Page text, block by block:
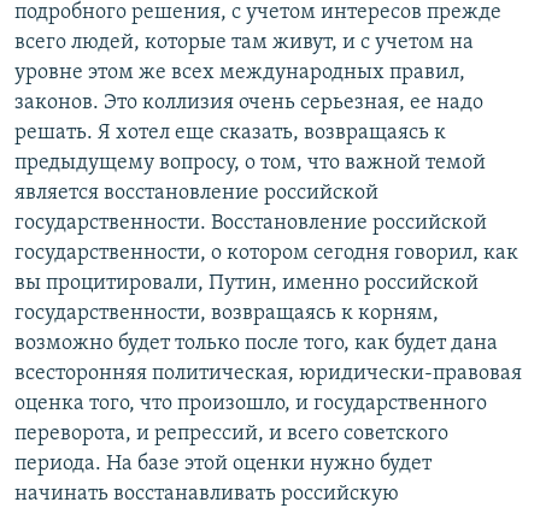
подробного решения, с учетом интересов прежде
всего людей, которые там живут, и с учетом на
уровне этом же всех международных правил,
законов. Это коллизия очень серьезная, ее надо
решать. Я хотел еще сказать, возвращаясь к
предыдущему вопросу, о том, что важной темой
является восстановление российской
государственности. Восстановление российской
государственности, о котором сегодня говорил, как
вы процитировали, Путин, именно российской
государственности, возвращаясь к корням,
возможно будет только после того, как будет дана
всесторонняя политическая, юридически-правовая
оценка того, что произошло, и государственного
переворота, и репрессий, и всего советского
периода. На базе этой оценки нужно будет
начинать восстанавливать российскую